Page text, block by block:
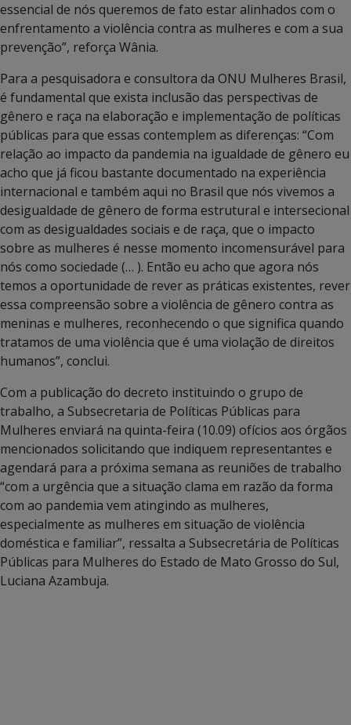
essencial de nós queremos de fato estar alinhados com o
enfrentamento a violência contra as mulheres e com a sua
prevenção”, reforça Wânia.
Para a pesquisadora e consultora da ONU Mulheres Brasil,
é fundamental que exista inclusão das perspectivas de
gênero e raça na elaboração e implementação de políticas
públicas para que essas contemplem as diferenças: “Com
relação ao impacto da pandemia na igualdade de gênero eu
acho que já ficou bastante documentado na experiência
internacional e também aqui no Brasil que nós vivemos a
desigualdade de gênero de forma estrutural e intersecional
com as desigualdades sociais e de raça, que o impacto
sobre as mulheres é nesse momento incomensurável para
nós como sociedade (… ). Então eu acho que agora nós
temos a oportunidade de rever as práticas existentes, rever
essa compreensão sobre a violência de gênero contra as
meninas e mulheres, reconhecendo o que significa quando
tratamos de uma violência que é uma violação de direitos
humanos”, conclui.
Com a publicação do decreto instituindo o grupo de
trabalho, a Subsecretaria de Políticas Públicas para
Mulheres enviará na quinta-feira (10.09) ofícios aos órgãos
mencionados solicitando que indiquem representantes e
agendará para a próxima semana as reuniões de trabalho
“com a urgência que a situação clama em razão da forma
com ao pandemia vem atingindo as mulheres,
especialmente as mulheres em situação de violência
doméstica e familiar”, ressalta a Subsecretária de Políticas
Públicas para Mulheres do Estado de Mato Grosso do Sul,
Luciana Azambuja.